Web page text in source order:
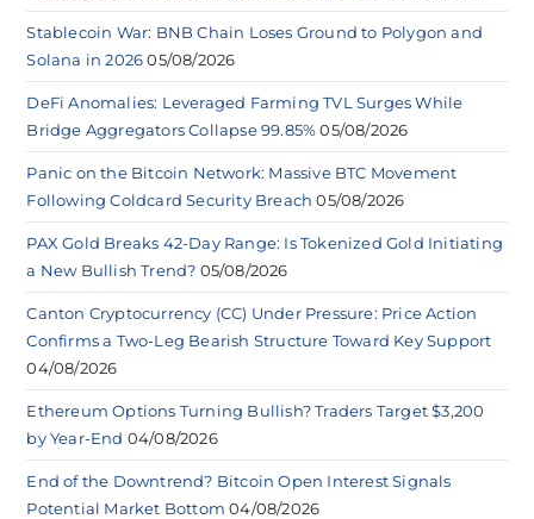
Stablecoin War: BNB Chain Loses Ground to Polygon and
Solana in 2026 05/08/2026
DeFi Anomalies: Leveraged Farming TVL Surges While
Bridge Aggregators Collapse 99.85% 05/08/2026
Panic on the Bitcoin Network: Massive BTC Movement
Following Coldcard Security Breach 05/08/2026
PAX Gold Breaks 42-Day Range: Is Tokenized Gold Initiating
a New Bullish Trend? 05/08/2026
Canton Cryptocurrency (CC) Under Pressure: Price Action
Confirms a Two-Leg Bearish Structure Toward Key Support
04/08/2026
Ethereum Options Turning Bullish? Traders Target $3,200
by Year-End 04/08/2026
End of the Downtrend? Bitcoin Open Interest Signals
Potential Market Bottom 04/08/2026